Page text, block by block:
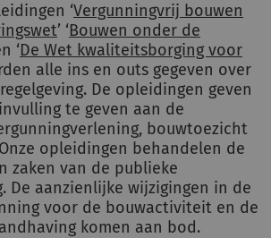
‘Vergunningvrij bouwen
’ ‘Bouwen onder de
‘De Wet kwaliteitsborging voor
alle ins en outs gegeven over
De opleidingen geven
te geven aan de
bouwtoezicht
opleidingen behandelen de
zaken van de publieke
De aanzienlijke wijzigingen in de
voor de bouwactiviteit en de
komen aan bod.